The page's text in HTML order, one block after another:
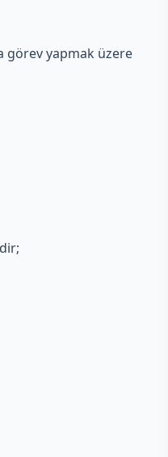
görev yapmak üzere